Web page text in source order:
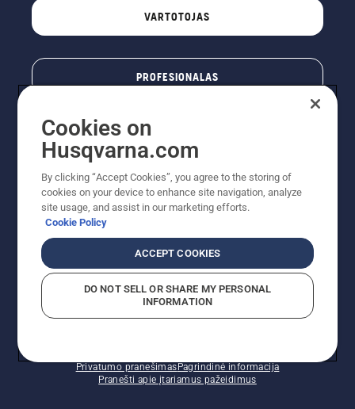
VARTOTOJAS
PROFESIONALAS
© „Husqvarna AB“ (leid). Visos teisės priklauso autoriui.
Nurodoma rekomenduojama mažmeninė kaina (RMK),
įskaitant PVM. RMK yra kaina, už kurią gamintojas
rekomenduoja pardavėjui parduoti prekę. UAB
"Husqvarna Lietuva" prekių vartotojams neparduoda,
Privatumo pranešimasPagrindinė informacija
Pranešti apie įtariamus pažeidimus
Cookies on
Husqvarna.com
By clicking “Accept Cookies”, you agree to the storing of
cookies on your device to enhance site navigation, analyze
site usage, and assist in our marketing efforts.
Cookie Policy
ACCEPT COOKIES
DO NOT SELL OR SHARE MY PERSONAL
INFORMATION